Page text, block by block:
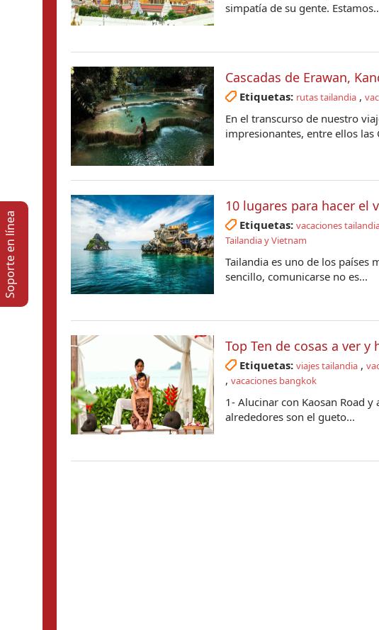
simpatía de su gente.
Cascadas de Erawan,
Etiquetas: rutas tailandia,
En el transcurso de nuestro
impresionantes, entre ellos las
10 lugares para hacer el
Etiquetas: vacaciones
Tailandia y Vietnam
Tailandia es uno de los países
sencillo, comunicarse no es...
Top Ten de cosas a ver y
Etiquetas: viajes tailandia,
, vacaciones bangkok
1- Alucinar con Kaosan Road
alrededores son el gueto...
Soporte en lí­nea